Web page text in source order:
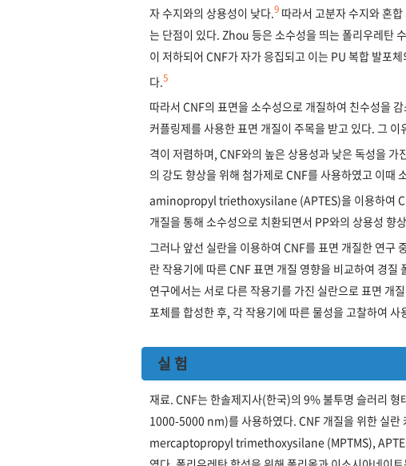
자 수지와의 상용성이 낮다. 9 따라서 고분자 수지와 혼
는 단점이 있다. Zhou 등은 소수성을 띄는 폴리우레탄
이 저하되어 CNF가 자가 응집되고 이는 PU 복합 발포
다. 5
따라서 CNF의 표면을 소수성으로 개질하여 친수성을
커플링제를 사용한 표면 개질이 주목을 받고 있다. 그
격이 저렴하며, CNF와의 높은 상용성과 낮은 독성을 가
의 강도 향상을 위해 첨가제로 CNF를 사용하였고 이때
aminopropyl triethoxysilane (APTES)을 이용하여
개질을 통해 소수성으로 치환되면서 PP와의 상용성 향
그러나 앞선 실란을 이용하여 CNF를 표면 개질한 연구
란 작용기에 따른 CNF 표면 개질 영향을 비교하여 경
연구에서는 서로 다른 작용기를 가진 실란으로 표면 개
포체를 합성한 후, 각 작용기에 따른 물성을 고찰하여
실 험
재료. CNF는 한솔제지사(한국)의 9% 불투명 슬러리
1000-5000 nm)를 사용하였다. CNF 개질을 위한 실
mercaptopropyl trimethoxysilane (MPTMS),